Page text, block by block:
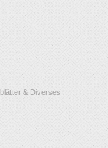
& Diverses